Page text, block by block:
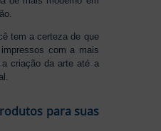
tem a certeza de que
com a mais
criação da arte até a
para suas